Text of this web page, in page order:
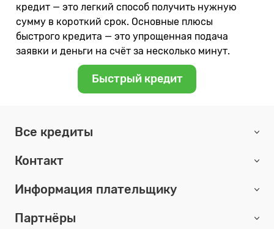
кредит — это легкий способ получить нужную
сумму в короткий срок. Основные плюсы
быстрого кредита — это упрощенная подача
заявки и деньги на счёт за несколько минут.
Быстрый кредит
Все кредиты
Контакт
Информация плательщику
Партнёры